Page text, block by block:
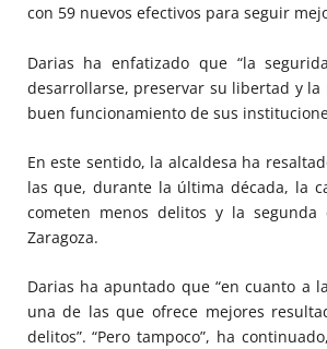
con 59 nuevos efectivos para seguir
Darias ha enfatizado que “la
desarrollarse, preservar su libertad y
buen funcionamiento de sus
En este sentido, la alcaldesa ha
las que, durante la última década, la
cometen menos delitos y la
Zaragoza.
Darias ha apuntado que “en cuanto a
una de las que ofrece mejores
delitos”. “Pero tampoco”, ha